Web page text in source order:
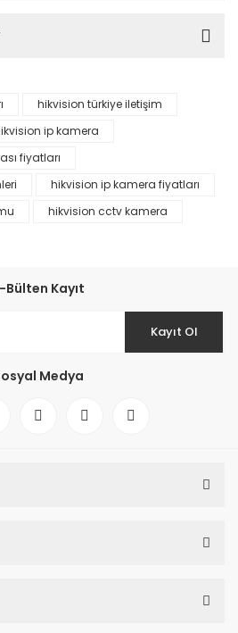
hikvision türkiye iletişim
ip kamera
fiyatları
hikvision ip kamera fiyatları
hikvision cctv kamera
Bülten Kayıt
Kayıt Ol
Medya